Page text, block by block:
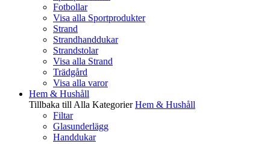
Fotbollar
Visa alla Sportprodukter
Strand
Strandhanddukar
Strandstolar
Visa alla Strand
Trädgård
Visa alla varor
Hem & Hushåll
Tillbaka till Alla Kategorier Hem & Hushåll
Filtar
Glasunderlägg
Handdukar